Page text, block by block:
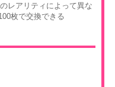
レアリティによって異な
枚で交換できる